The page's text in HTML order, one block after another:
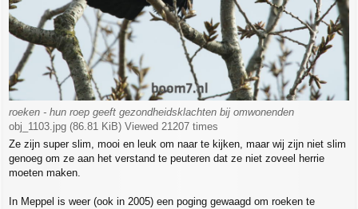
roeken - hun roep geeft gezondheidsklachten bij omwonenden
obj_1103.jpg (86.81 KiB) Viewed 21207 times
Ze zijn super slim, mooi en leuk om naar te kijken, maar wij zijn niet slim
genoeg om ze aan het verstand te peuteren dat ze niet zoveel herrie
moeten maken.
In Meppel is weer (ook in 2005) een poging gewaagd om roeken te